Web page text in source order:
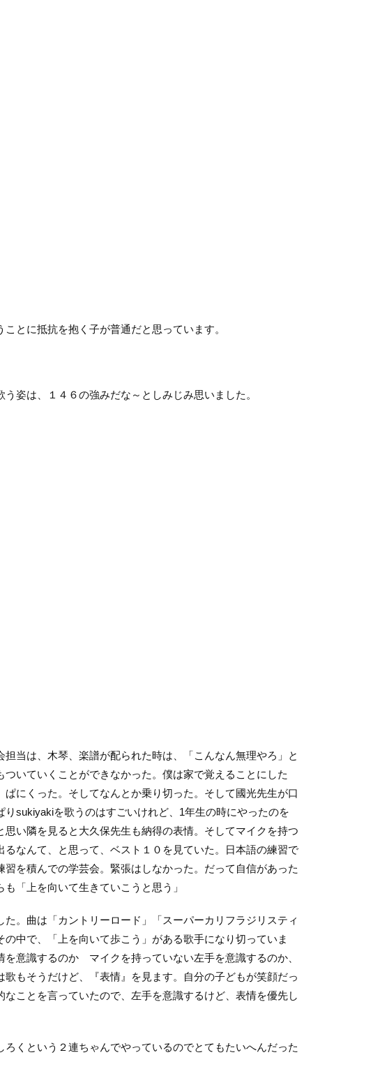
とに抵抗を抱く子が普通だと思っています。
姿は、１４６の強みだな～としみじみ思いました。
当は、木琴、楽譜が配られた時は、「こんなん無理やろ」と
いていくことができなかった。僕は家で覚えることにした
にくった。そしてなんとか乗り切った。そして國光先生が口
sukiyakiを歌うのはすごいけれど、1年生の時にやったのを
い隣を見ると大久保先生も納得の表情。そしてマイクを持つ
なんて、と思って、ベスト１０を見ていた。日本語の練習で
を積んでの学芸会。緊張はしなかった。だって自信があった
「上を向いて生きていこうと思う」
。曲は「カントリーロード」「スーパーカリフラジリスティ
中で、「上を向いて歩こう」がある歌手になり切っていま
意識するのか マイクを持っていない左手を意識するのか、
もそうだけど、『表情』を見ます。自分の子どもが笑顔だっ
ことを言っていたので、左手を意識するけど、表情を優先し
くという２連ちゃんでやっているのでとてもたいへんだった